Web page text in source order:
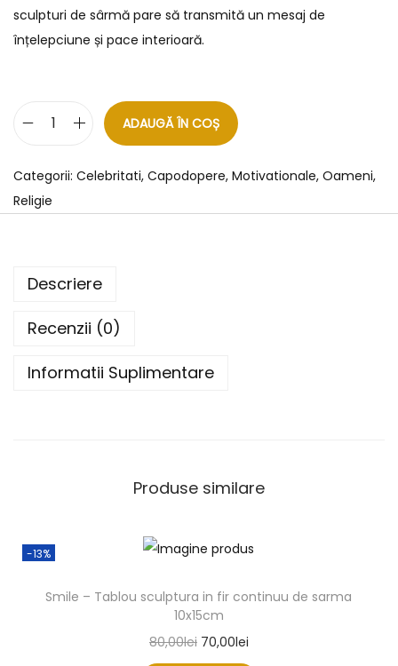
sculpturi de sârmă pare să transmită un mesaj de
înțelepciune și pace interioară.
ADAUGĂ ÎN COȘ
Categorii: Celebritati, Capodopere, Motivationale, Oameni,
Religie
Descriere
Recenzii (0)
Informatii Suplimentare
Produse similare
-13%
Smile – Tablou sculptura in fir continuu de sarma
10x15cm
80,00lei 70,00lei